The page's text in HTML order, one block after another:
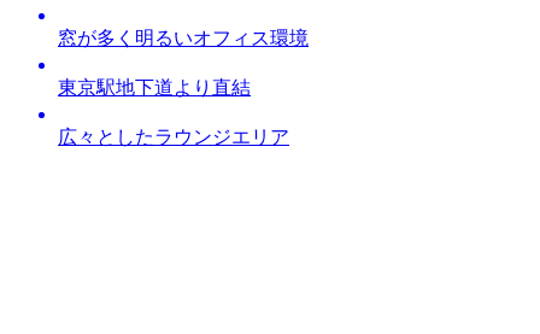
窓が多く明るいオフィス環境
東京駅地下道より直結
広々としたラウンジエリア